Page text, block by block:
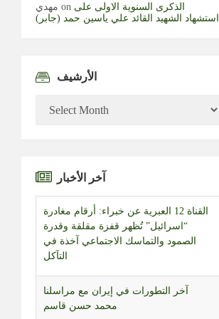
مهدي on الذكرى السنوية الاولى على
استشهاد الشهيد القائد علي ياسين حمد (جابر)
الأرشيف
آخر الأخبار
آخر التطورات في إيران مع مراسلنا
محمد حسن قاسم
وزارة الأمن الايرانية: اعتقال 21 عميلاً
مرتبطاً بالموساد و4 مسلحين في
محافظة كرمان